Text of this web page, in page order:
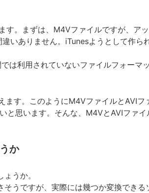
す。まずは、M4Vファイルですが、ア
いありません。iTunesようとして作ら
は利用されていないファイルフォーマ
す。このようにM4VファイルとAVIフ
と思います。そんな、M4VとAVIファイ
か
うか。
うですが、実際には幾つか変換できる